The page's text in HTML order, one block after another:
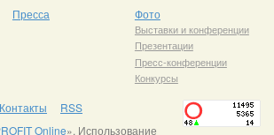
Пресса Фото
Выставки и конференции
Презентации
Пресс-конференции
Конкурсы
Контакты
RSS
Online». Использование